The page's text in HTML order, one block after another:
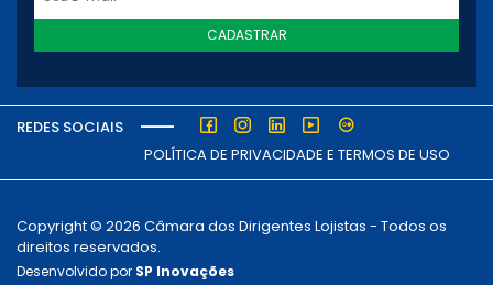
CADASTRAR
REDES SOCIAIS
POLÍTICA DE PRIVACIDADE E TERMOS DE USO
Copyright © 2026 Câmara dos Dirigentes Lojistas - Todos os
direitos reservados.
Desenvolvido por SP Inovações